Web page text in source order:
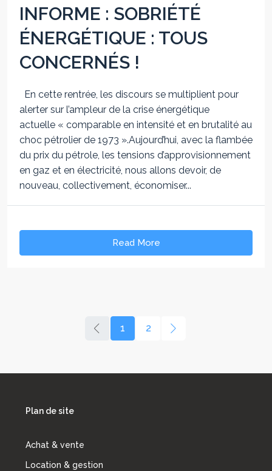
INFORME : SOBRIÉTÉ
ÉNERGÉTIQUE : TOUS
CONCERNÉS !
En cette rentrée, les discours se multiplient pour
alerter sur l’ampleur de la crise énergétique
actuelle « comparable en intensité et en brutalité au
choc pétrolier de 1973 ».Aujourd’hui, avec la flambée
du prix du pétrole, les tensions d’approvisionnement
en gaz et en électricité, nous allons devoir, de
nouveau, collectivement, économiser...
Read More
1 2
Plan de site
Achat & vente
Location & gestion